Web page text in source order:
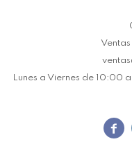
Lunes a Viernes de 10:00
